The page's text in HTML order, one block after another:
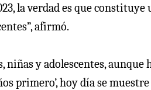
la verdad es que
afirmó.
y adolescentes, aunque
primero’, hoy día se